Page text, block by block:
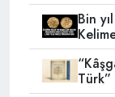
Bin
Türk”